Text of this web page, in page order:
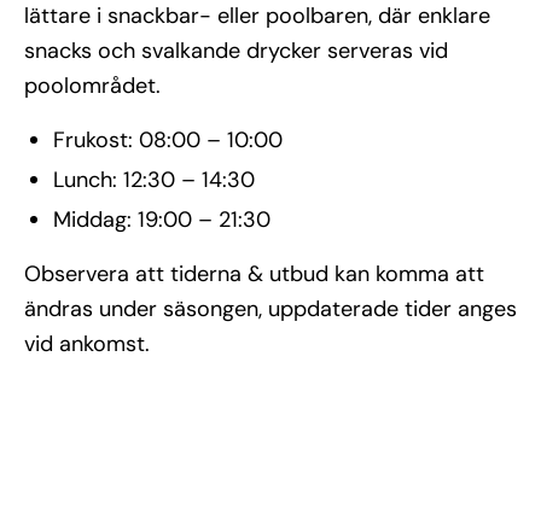
lättare i snackbar- eller poolbaren, där enklare
snacks och svalkande drycker serveras vid
poolområdet.
Frukost: 08:00 – 10:00
Lunch: 12:30 – 14:30
Middag: 19:00 – 21:30
Observera att tiderna & utbud kan komma att
ändras under säsongen, uppdaterade tider anges
vid ankomst.